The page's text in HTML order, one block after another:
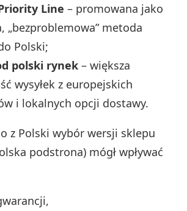
Line – promowana jako
„bezproblemowa” metoda
Polski;
polski rynek – większa
wysyłek z europejskich
i lokalnych opcji dostawy.
z Polski wybór wersji sklepu
podstrona) mógł wpływać